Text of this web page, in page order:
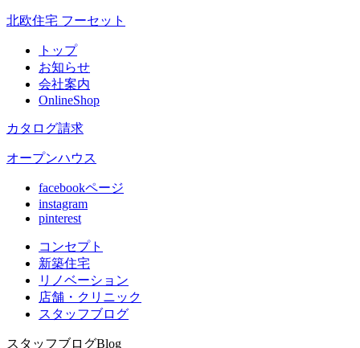
北欧住宅 フーセット
トップ
お知らせ
会社案内
OnlineShop
カタログ請求
オープンハウス
facebookページ
instagram
pinterest
コンセプト
新築住宅
リノベーション
店舗 ・クリニック
スタッフブログ
スタッフブログBlog